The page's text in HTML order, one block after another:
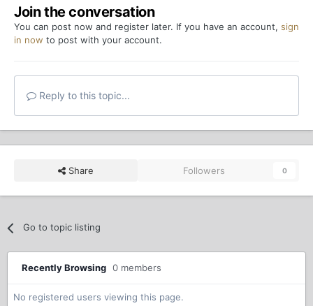
Join the conversation
You can post now and register later. If you have an account, sign
in now to post with your account.
Reply to this topic...
Share Followers 0
Go to topic listing
Recently Browsing 0 members
No registered users viewing this page.